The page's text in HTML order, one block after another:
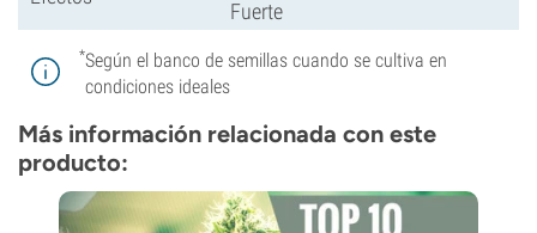
Fuerte
*Según el banco de semillas cuando se cultiva en
condiciones ideales
Más información relacionada con este
producto: